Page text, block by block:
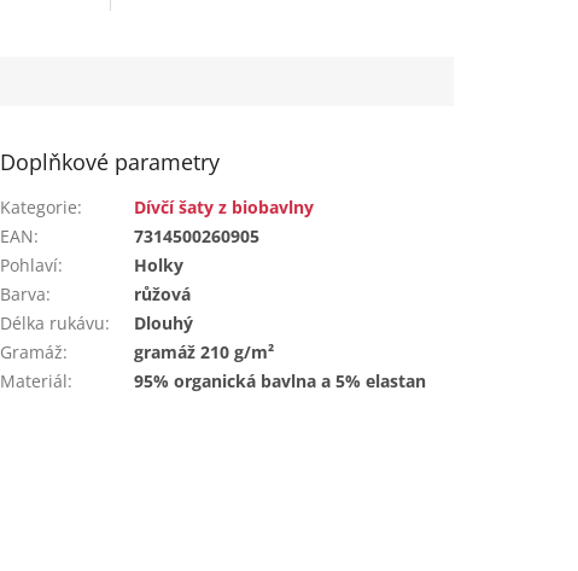
Doplňkové parametry
Kategorie:
Dívčí šaty z biobavlny
EAN:
7314500260905
Pohlaví:
Holky
Barva:
růžová
Délka rukávu:
Dlouhý
Gramáž:
gramáž 210 g/m²
Materiál: 95% organická bavlna a 5% elastan